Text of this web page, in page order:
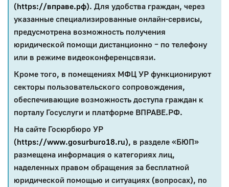
(https://вправе.рф). Для удобства граждан, через
указанные специализированные онлайн-сервисы,
предусмотрена возможность получения
юридической помощи дистанционно – по телефону
или в режиме видеоконференцсвязи.
Кроме того, в помещениях МФЦ УР функционируют
секторы пользовательского сопровождения,
обеспечивающие возможность доступа граждан к
порталу Госуслуги и платформе ВПРАВЕ.РФ.
На сайте Госюрбюро УР
(https://www.gosurburo18.ru), в разделе «БЮП»
размещена информация о категориях лиц,
наделенных правом обращения за бесплатной
юридической помощью и ситуациях (вопросах), по